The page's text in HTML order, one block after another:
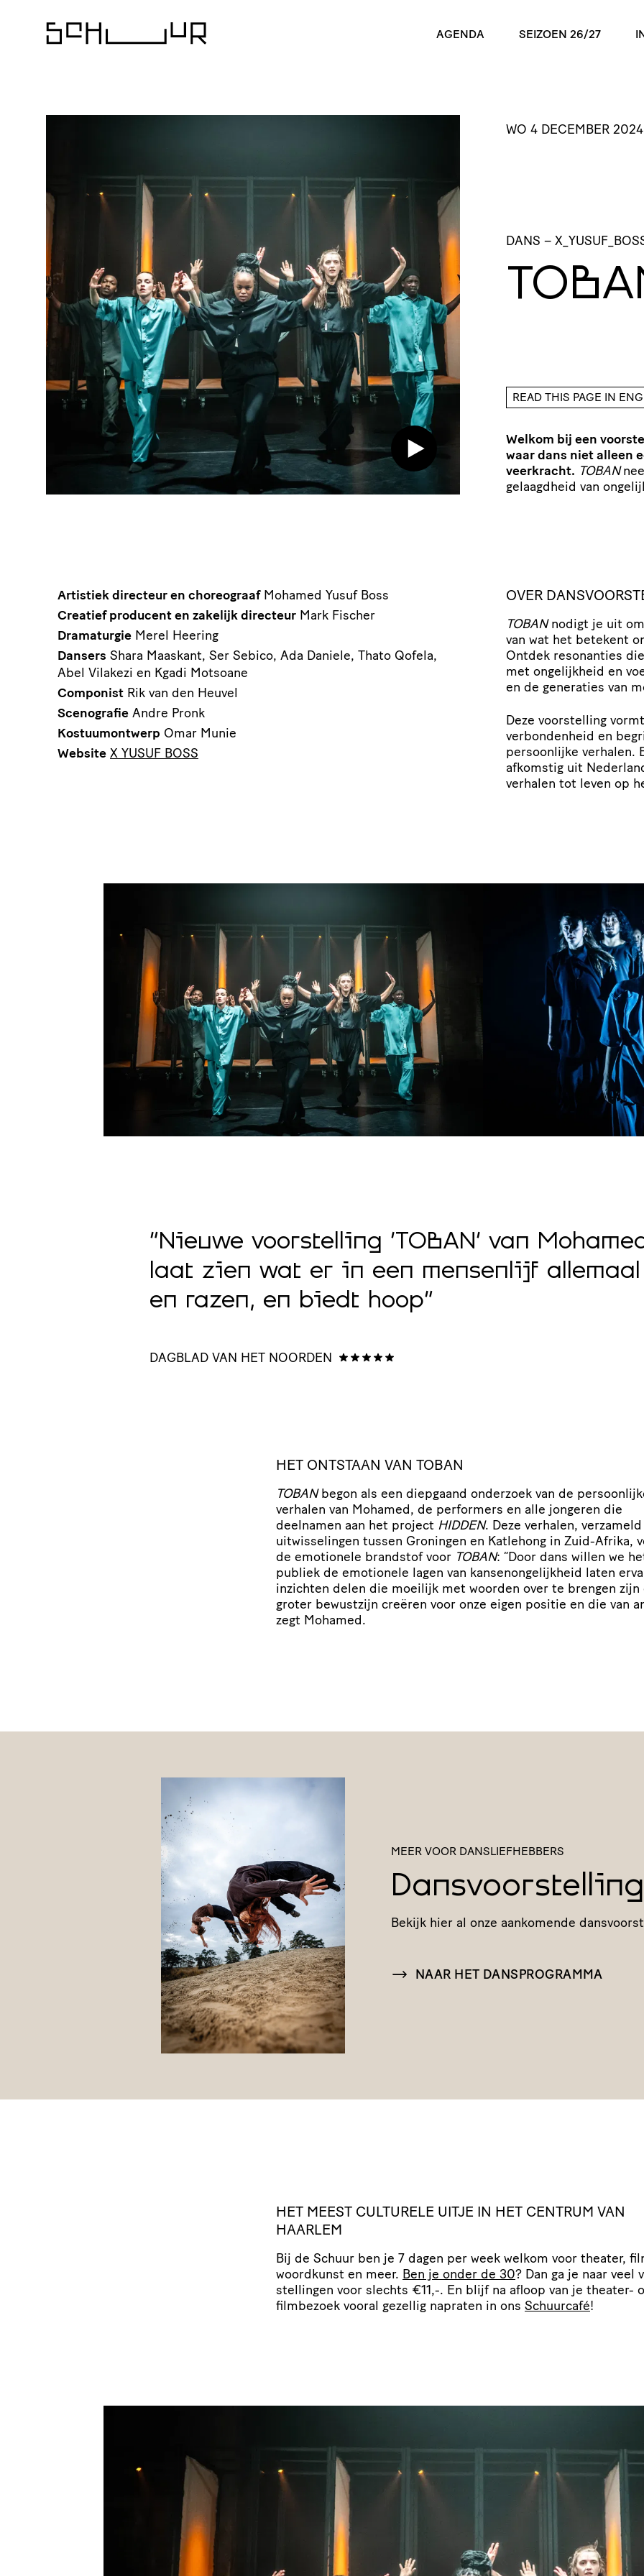
AGENDA SEIZOEN 26/27
WO 4 DECEMBER 2024
DANS –
READ THIS PAGE IN
Welkom bij een
waar dans niet alleen
veerkracht. TOBAN
gelaagdheid van
OVER
TOBANnodigt je uit
van wat het betekent
Ontdek resonanties
met ongelijkheid en
en de generaties van
Deze voorstelling
verbondenheid en
persoonlijke verhalen.
afkomstig uit
verhalen tot leven op
Artistiek directeur en choreograaf Mohamed Yusuf Boss
Creatief producent en zakelijk directeur Mark Fischer
Dramaturgie Merel Heering
Dansers Shara Maaskant, Ser Sebico, Ada Daniele, Thato Qofela,
Abel Vilakezi en Kgadi Motsoane
Componist Rik van den Heuvel
Scenografie Andre Pronk
Kostuumontwerp Omar Munie
Website X YUSUF BOSS
“Nieuwe voorstelling 'TOBAN' van
laat zien wat er in een mensenlijf allemaal
en razen, en biedt hoop”
DAGBLAD VAN HET NOORDEN
HET ONTSTAAN VAN TOBAN
TOBANbegon als een diepgaand onderzoek van de
verhalen van Mohamed, de performers en alle jongeren die
deelnamen aan het project HIDDEN. Deze verhalen,
uitwis­se­lingen tussen Groningen en Katlehong in Zuid-Afrika,
de emotionele brandstof voor TOBAN: “Door dans willen we
publiek de emotionele lagen van kansen­on­ge­lijk­heid laten
inzichten delen die moeilijk met woorden over te brengen zijn
groter bewustzijn creëren voor onze eigen positie en die van
zegt Mohamed.
MEER VOOR DANSLIEFHEBBERS
Bekijk hier al onze aankomende
NAAR HET DANSPROGRAMMA
HET MEEST CULTURELE UITJE IN HET CENTRUM VAN
HAARLEM
Bij de Schuur ben je 7 dagen per week welkom voor theater,
woordkunst en meer. Ben je onder de 30? Dan ga je naar veel
stel­lingen voor slechts €11,-. En blijf na afloop van je theater-
filmbezoek vooral gezellig napraten in ons Schuurcafé!